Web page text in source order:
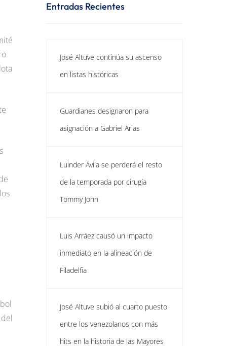
Entradas Recientes
José Altuve continúa su ascenso
en listas históricas
Guardianes designaron para
asignación a Gabriel Arias
Luinder Ávila se perderá el resto
de la temporada por cirugía
Tommy John
Luis Arráez causó un impacto
inmediato en la alineación de
Filadelfia
José Altuve subió al cuarto puesto
entre los venezolanos con más
hits en la historia de las Mayores